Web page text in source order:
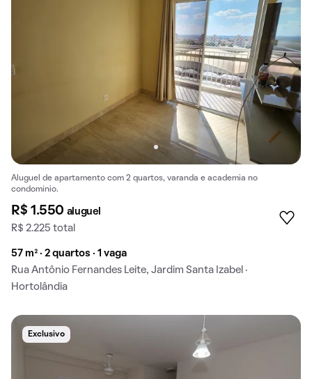
Aluguel de apartamento com 2 quartos, varanda e academia no
condomínio.
R$ 1.550 aluguel
R$ 2.225 total
57 m² · 2 quartos · 1 vaga
Rua Antônio Fernandes Leite, Jardim Santa Izabel ·
Hortolândia
Exclusivo